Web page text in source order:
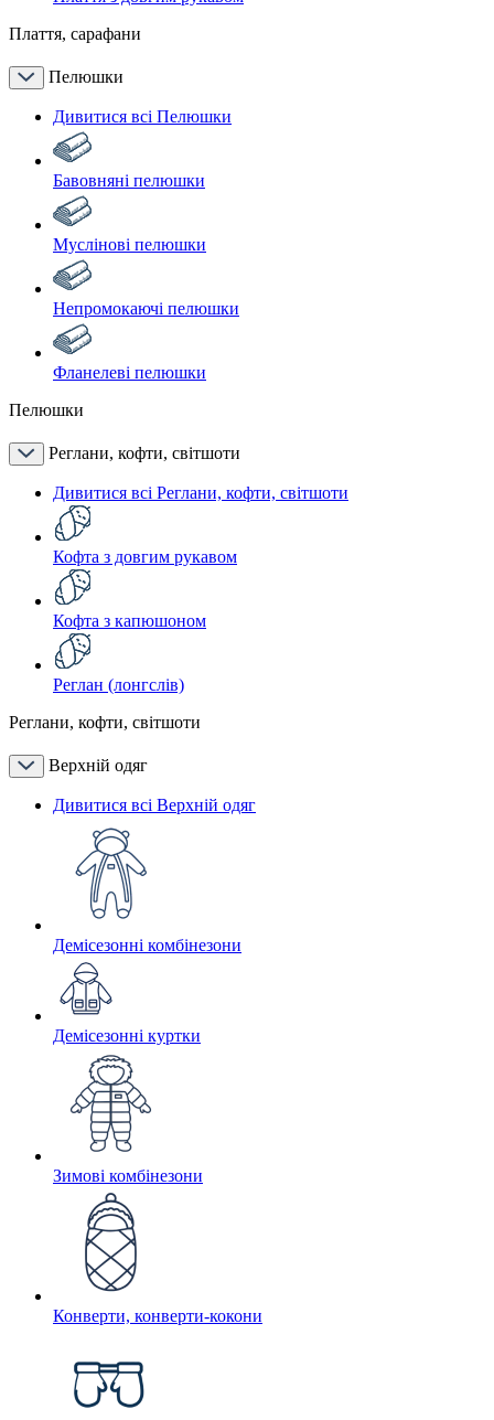
Плаття, сарафани
Пелюшки
Дивитися всі Пелюшки
Бавовняні пелюшки
Муслінові пелюшки
Непромокаючі пелюшки
Фланелеві пелюшки
Пелюшки
Реглани, кофти, світшоти
Дивитися всі Реглани, кофти, світшоти
Кофта з довгим рукавом
Кофта з капюшоном
Реглан (лонгслів)
Реглани, кофти, світшоти
Верхній одяг
Дивитися всі Верхній одяг
Демісезонні комбінезони
Демісезонні куртки
Зимові комбінезони
Конверти, конверти-кокони